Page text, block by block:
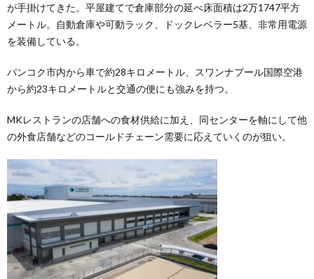
が手掛けてきた。平屋建てで倉庫部分の延べ床面積は2万1747平方
メートル。自動倉庫や可動ラック、ドックレベラー5基、非常用電源
を装備している。
バンコク市内から車で約28キロメートル、スワンナプール国際空港
から約23キロメートルと交通の便にも強みを持つ。
MKレストランの店舗への食材供給に加え、同センターを軸にして他
の外食店舗などのコールドチェーン需要に応えていくのが狙い。